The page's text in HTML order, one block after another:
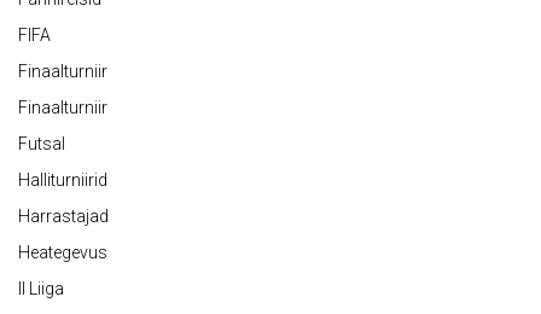
FIFA
Finaalturniir
Finaalturniir
Futsal
Halliturniirid
Harrastajad
Heategevus
II Liiga